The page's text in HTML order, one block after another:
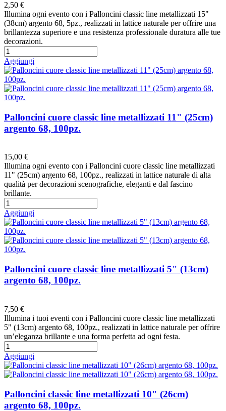
2,50 €
Illumina ogni evento con i Palloncini classic line metallizzati 15"
(38cm) argento 68, 5pz., realizzati in lattice naturale per offrire una
brillantezza superiore e una resistenza professionale duratura alle tue
decorazioni.
Aggiungi
Palloncini cuore classic line metallizzati 11" (25cm)
argento 68, 100pz.
15,00 €
Illumina ogni evento con i Palloncini cuore classic line metallizzati
11" (25cm) argento 68, 100pz., realizzati in lattice naturale di alta
qualità per decorazioni scenografiche, eleganti e dal fascino
brillante.
Aggiungi
Palloncini cuore classic line metallizzati 5" (13cm)
argento 68, 100pz.
7,50 €
Illumina i tuoi eventi con i Palloncini cuore classic line metallizzati
5" (13cm) argento 68, 100pz., realizzati in lattice naturale per offrire
un’eleganza brillante e una forma perfetta ad ogni festa.
Aggiungi
Palloncini classic line metallizzati 10" (26cm)
argento 68, 100pz.